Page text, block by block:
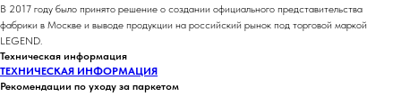
В 2017 году было принято решение о создании официального представительства
фабрики в Москве и выводе продукции на российский рынок под торговой маркой
LEGEND.
Техническая информация
ТЕХНИЧЕСКАЯ ИНФОРМАЦИЯ
Рекомендации по уходу за паркетом